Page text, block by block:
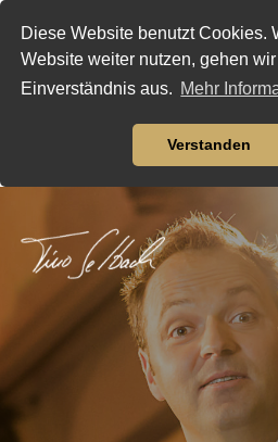
Diese Website benutzt Cookies.
Website weiter nutzen, gehen
Einverständnis aus. Mehr
Verstanden